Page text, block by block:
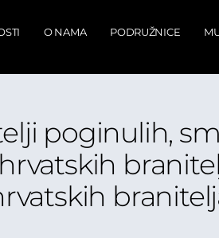
O NAMA PODRUŽNICE
poginulih,